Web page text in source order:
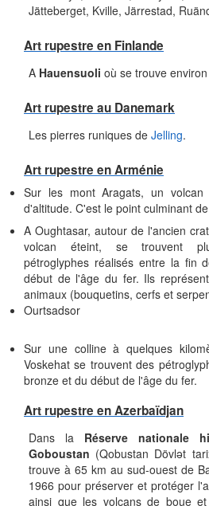
Jätteberget, Kville, Järrestad,
Art rupestre en Finlande
A Hauensuoli où se trouve
Art rupestre au Danemark
Les pierres runiques de Jelling.
Art rupestre en Arménie
Sur les mont Aragats, un
d'altitude. C'est le point culminant
A Oughtasar, autour de l'ancien
volcan éteint, se trouvent
pétroglyphes réalisés entre la fin
début de l'âge du fer. Ils
animaux (bouquetins, cerfs et
Ourtsadsor
Sur une colline à quelques
Voskehat se trouvent des
bronze et du début de l'âge du fer.
Art rupestre en Azerbaïdjan
Dans la Réserve nationale
Goboustan (Qobustan Dövlət
trouve à 65 km au sud-ouest de
1966 pour préserver et protéger
ainsi que les volcans de boue